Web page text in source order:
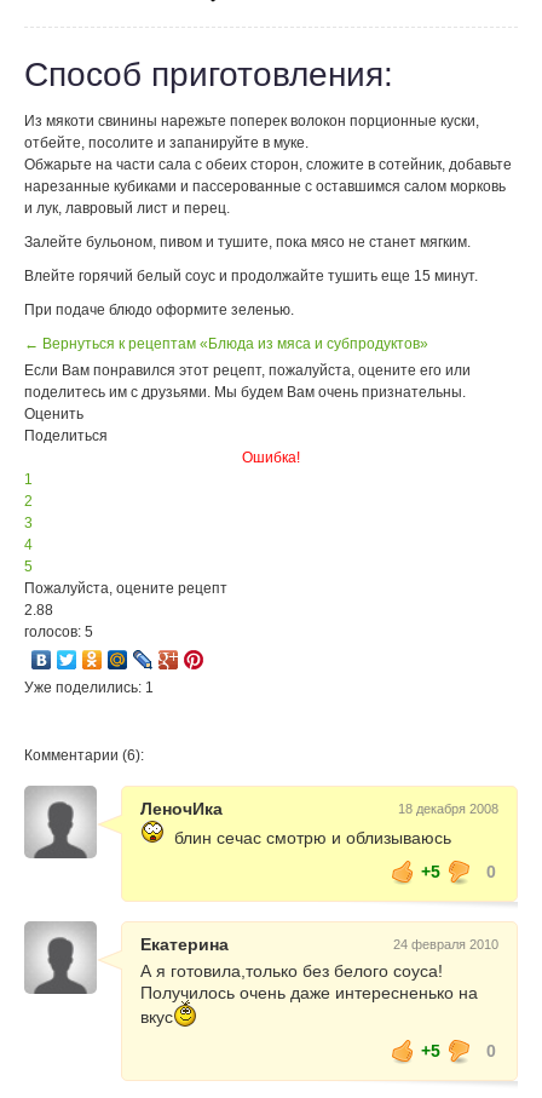
Способ приготовления:
Из мякоти свинины нарежьте поперек волокон порционные куски,
отбейте, посолите и запанируйте в муке.
Обжарьте на части сала с обеих сторон, сложите в сотейник, добавьте
нарезанные кубиками и пассерованные с оставшимся салом морковь
и лук, лавровый лист и перец.
Залейте бульоном, пивом и тушите, пока мясо не станет мягким.
Влейте горячий белый соус и продолжайте тушить еще 15 минут.
При подаче блюдо оформите зеленью.
← Вернуться к рецептам «Блюда из мяса и субпродуктов»
Если Вам понравился этот рецепт, пожалуйста, оцените его или
поделитесь им с друзьями. Мы будем Вам очень признательны.
Оценить
Поделиться
Ошибка!
1
2
3
4
5
Пожалуйста, оцените рецепт
2.88
голосов: 5
Уже поделились: 1
Комментарии (6):
ЛеночИка 18 декабря 2008
блин сечас смотрю и облизываюсь
+5
0
Екатерина 24 февраля 2010
А я готовила,только без белого соуса!
Получилось очень даже интересненько на
вкус
+5
0